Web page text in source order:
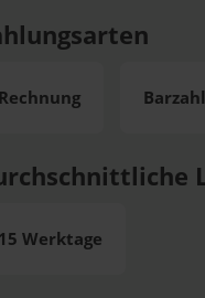
Rechnung
15 Werktage